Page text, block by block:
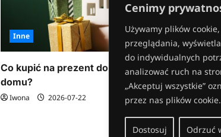
Cenimy
Używamy plików
przeglądania,
do indywidualnych
analizować ruch na
„Akceptuj wszystkie”
przez nas plików cookie.
Dostosuj Odrzuć
Inne
Co kupić na prezent do nowego
domu?
Iwona 2026-07-22